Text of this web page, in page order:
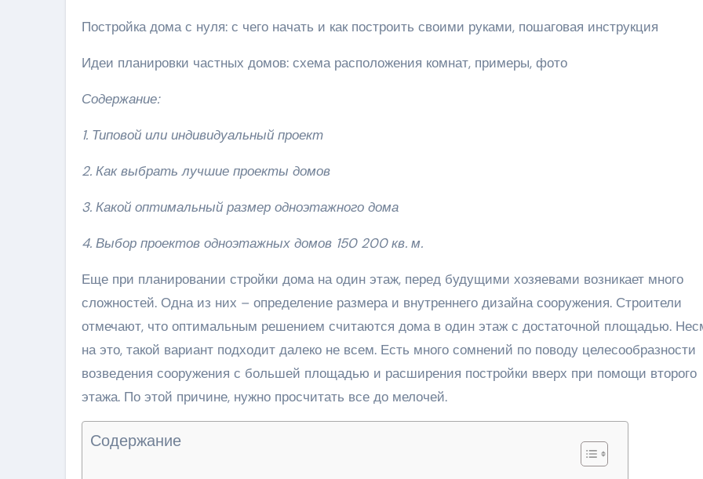
Постройка дома с нуля: с чего начать и как построить своими руками, пошаговая инструкция
Идеи планировки частных домов: схема расположения комнат, примеры, фото
Содержание:
1. Типовой или индивидуальный проект
2. Как выбрать лучшие проекты домов
3. Какой оптимальный размер одноэтажного дома
4. Выбор проектов одноэтажных домов 150 200 кв. м.
Еще при планировании стройки дома на один этаж, перед будущими хозяевами возникает много
сложностей. Одна из них – определение размера и внутреннего дизайна сооружения. Строители
отмечают, что оптимальным решением считаются дома в один этаж с достаточной площадью.
на это, такой вариант подходит далеко не всем. Есть много сомнений по поводу целесообразности
возведения сооружения с большей площадью и расширения постройки вверх при помощи второго
этажа. По этой причине, нужно просчитать все до мелочей.
Содержание